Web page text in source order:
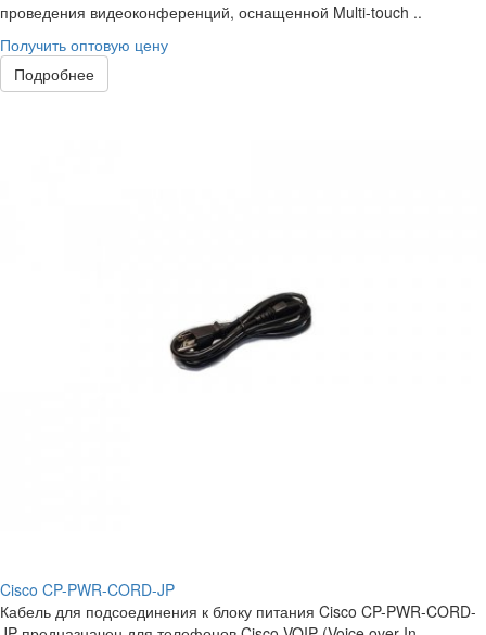
проведения видеоконференций, оснащенной Multi-touch ..
Получить оптовую цену
Подробнее
Cisco CP-PWR-CORD-JP
Кабель для подсоединения к блоку питания Cisco CP-PWR-CORD-